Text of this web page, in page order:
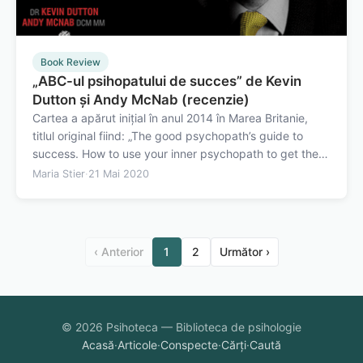
Book Review
„ABC-ul psihopatului de succes” de Kevin
Dutton și Andy McNab (recenzie)
Cartea a apărut inițial în anul 2014 în Marea Britanie,
titlul original fiind: „The good psychopath’s guide to
success. How to use your inner psychopath to get the
most out of life” de Kevin Dutton and Andy McNab. În
Maria Stier· 21 Mai 2020
‹ Anterior 1 2 Următor ›
© 2026 Psihoteca — Biblioteca de psihologie
Acasă·Articole·Conspecte·Cărți·Caută